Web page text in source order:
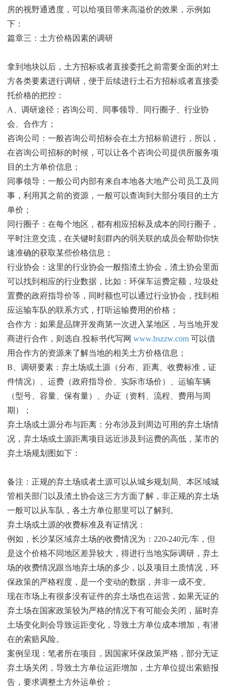
房的视野通透度，可以给项目带来高溢价的效果，示例如
下：
篇章三：土方价格因素的调研
拿到地块以后，土方招标或者直接委托之前需要全面的对土
方各类要素进行调研，便于后续进行土石方招标或者直接委
托价格的把控：
A、调研途径：咨询公司、同事领导、同行圈子、行业协
会、合作方；
咨询公司：一般咨询公司招标会在土方招标前进行，所以，
在咨询公司招标的时候，可以让各个咨询公司提供所服务项
目的土方单价信息；
同事领导：一般公司内部有来自本地各大地产公司员工及同
事，利用其之前的资源，一般可以查询到大部分项目的土方
单价；
同行圈子：在每个地区，都有相应招标及成本的同行圈子，
平时注意交流，在关键时刻群内的弱关联的成员会帮助你快
速准确的获取某些价格信息；
行业协会：这里的行业协会一般指渣土协会，渣土协会里面
可以找到相应的行业数据，比如：环保车运费定额，垃圾处
置费的政府指导价等，同时额也可以通过行业协会，找到相
应运输车队的联系方式，打听运输费用的价格；
合作方：如果是品牌开发商第一次进入某地区，与当地开发
商进行合作，则选自.投标书代写网www.bszzw.com 可以借
用合作方的资源来了解当地的相关土方价格信息；
B、调研要素：弃土场或土源（分布、距离、收费标准，证
件情况）、运费（政府指导价、实际市场价）、运输车辆
（型号、容量、保有量）、办证（资料、流程、费用与周
期）；
弃土场或土源分布与距离：分布涉及到周边可用的弃土场情
况，弃土场或土源距离项目远近涉及到运费的高低，某市的
弃土场规划图如下：
备注：正规的弃土场或者土源可以从城乡规划局、本区域城
管相关部门以及渣土协会这三方方面了解，非正规的弃土场
一般可以从车队，各土方单位那里可以了解到。
弃土场或土源的收费标准及有证情况：
例如，长沙某区域弃土场的收费情况为：220-240元/车，但
是这个价格不同地区差异较大，得进行当地实际调研，弃土
场的收费情况跟当地弃土场的多少，以及项目土质情况，环
保政策的严格程度，是一个变动的数据，并非一成不变。
现在市场上有很多没有证件的弃土场也在运营，如果无证的
弃土场在国家政策较为严格的情况下有可能会关闭，届时弃
土场变化则会导致运距变化，导致土方单位成本增加，有潜
在的索赔风险。
案例呈现：笔者所在项目，因国家环保政策严格，部分无证
弃土场关闭，导致土方单位运距增加，土方单位提出索赔报
告，要求调整土方外运单价；